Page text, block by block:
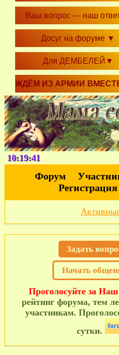
Ваш вопрос — наш
Досуг на форуме ▼
Для ДЕМБЕЛЕЙ ▼
ЖДЁМ ИЗ АРМИИ
10:19:41
Форум
Регистрация
Задать
Начать
Проголосуйте за
рейтинг форума, тем
участникам.
сутки.